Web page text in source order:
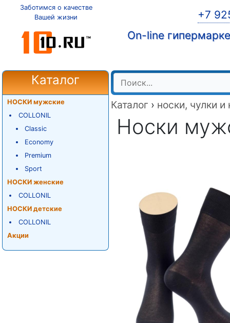
Заботимся о качестве
Вашей жизни
+7
On-line
Каталог
НОСКИ мужские
COLLONIL
Classic
Economy
Premium
Sport
НОСКИ женские
COLLONIL
НОСКИ детские
COLLONIL
Акции
Каталог › носки, чулки и
Носки